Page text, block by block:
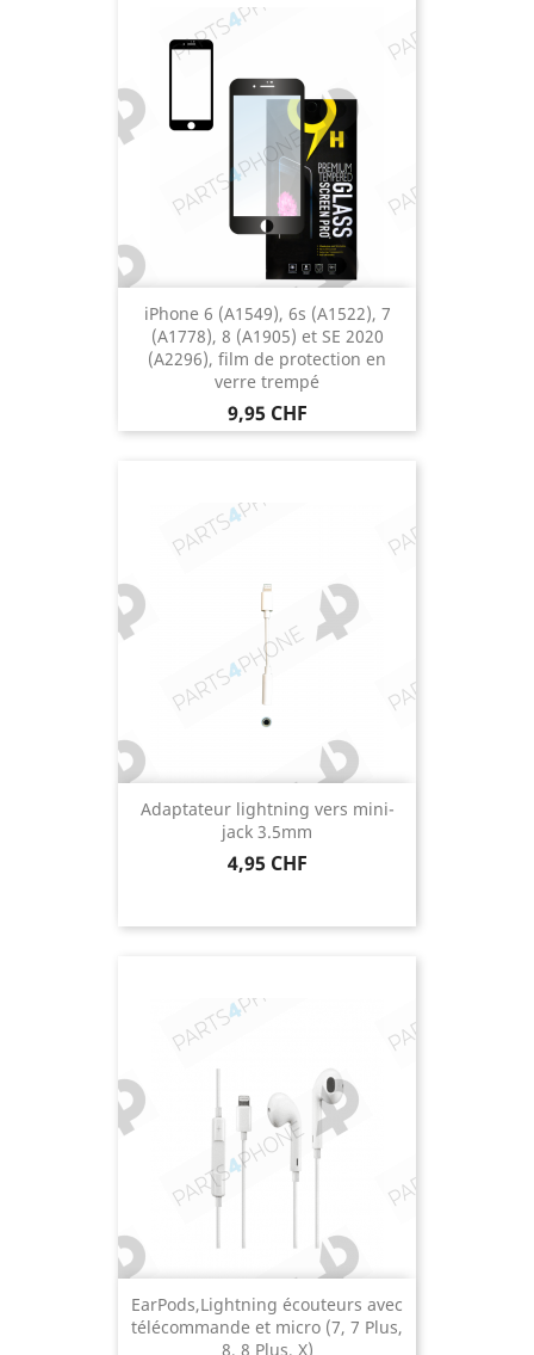
iPhone 6 (A1549), 6s (A1522), 7
(A1778), 8 (A1905) et SE 2020
(A2296), film de protection en
verre trempé
Prix
9,95 CHF
Adaptateur lightning vers mini-
jack 3.5mm
Prix
4,95 CHF
EarPods,Lightning écouteurs avec
télécommande et micro (7, 7 Plus,
8, 8 Plus, X)